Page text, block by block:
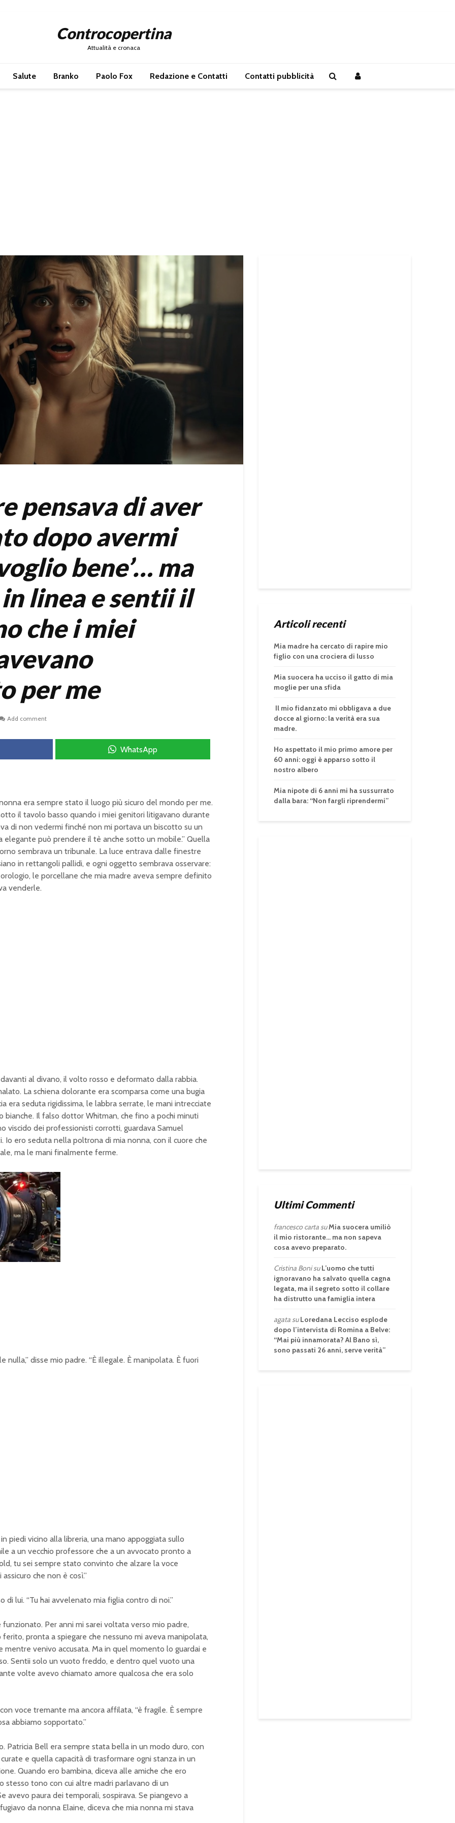
Controcopertina
Attualità e cronaca
Salute Branko Paolo Fox Redazione e Contatti Contatti pubblicità
pensava di aver
dopo avermi
bene’… ma
linea e sentii il
che i miei
per me
Add comment
WhatsApp
era sempre stato il luogo più sicuro del mondo per me.
il tavolo basso quando i miei genitori litigavano durante
di non vedermi finché non mi portava un biscotto su un
elegante può prendere il tè anche sotto un mobile.” Quella
sembrava un tribunale. La luce entrava dalle finestre
in rettangoli pallidi, e ogni oggetto sembrava osservare:
le porcellane che mia madre aveva sempre definito
venderle.
al divano, il volto rosso e deformato dalla rabbia.
La schiena dolorante era scomparsa come una bugia
era seduta rigidissima, le labbra serrate, le mani intrecciate
bianche. Il falso dottor Whitman, che fino a pochi minuti
viscido dei professionisti corrotti, guardava Samuel
Io ero seduta nella poltrona di mia nonna, con il cuore che
ma le mani finalmente ferme.
nulla,” disse mio padre. “È illegale. È manipolata. È fuori
piedi vicino alla libreria, una mano appoggiata sullo
a un vecchio professore che a un avvocato pronto a
tu sei sempre stato convinto che alzare la voce
che non è così.”
di lui. “Tu hai avvelenato mia figlia contro di noi.”
Per anni mi sarei voltata verso mio padre,
pronta a spiegare che nessuno mi aveva manipolata,
mentre venivo accusata. Ma in quel momento lo guardai e
Sentii solo un vuoto freddo, e dentro quel vuoto una
volte avevo chiamato amore qualcosa che era solo
voce tremante ma ancora affilata, “è fragile. È sempre
abbiamo sopportato.”
Patricia Bell era sempre stata bella in un modo duro, con
e quella capacità di trasformare ogni stanza in un
Quando ero bambina, diceva alle amiche che ero
stesso tono con cui altre madri parlavano di un
avevo paura dei temporali, sospirava. Se piangevo a
da nonna Elaine, diceva che mia nonna mi stava
Articoli recenti
Mia madre ha cercato di rapire mio
figlio con una crociera di lusso
Mia suocera ha ucciso il gatto di mia
moglie per una sfida
Il mio fidanzato mi obbligava a due
docce al giorno: la verità era sua
madre.
Ho aspettato il mio primo amore per
60 anni: oggi è apparso sotto il
nostro albero
Mia nipote di 6 anni mi ha sussurrato
dalla bara: “Non fargli riprendermi”
Ultimi Commenti
francesco cartasuMia suocera umiliò
il mio ristorante… ma non sapeva
cosa avevo preparato.
Cristina BonisuL’uomo che tutti
ignoravano ha salvato quella cagna
legata, ma il segreto sotto il collare
ha distrutto una famiglia intera
agatasuLoredana Lecciso esplode
dopo l’intervista di Romina a Belve:
“Mai più innamorata? Al Bano sì,
sono passati 26 anni, serve verità”